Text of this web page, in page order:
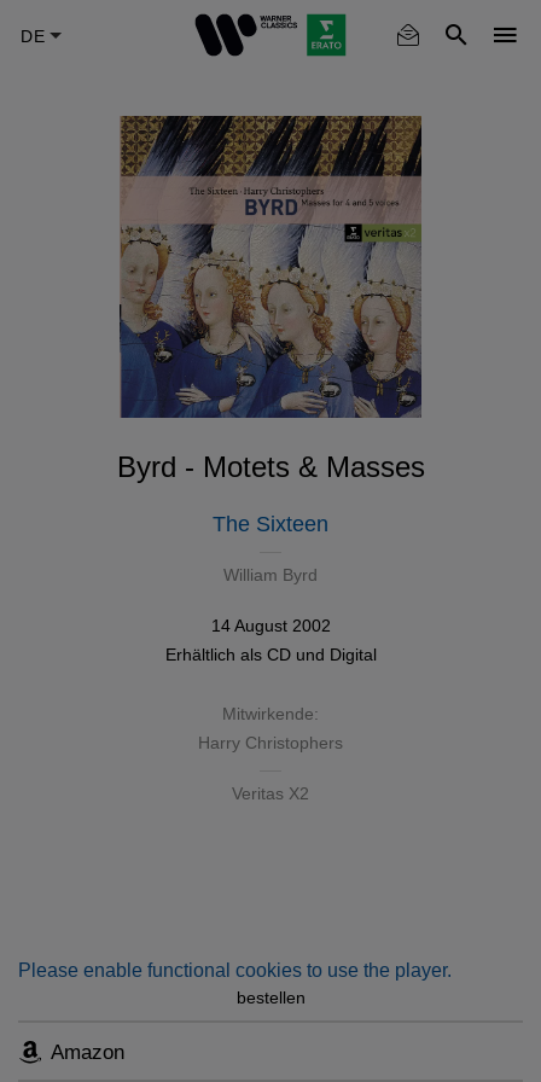
Byrd - Motets & Masses
The Sixteen
William Byrd
14 August 2002
Erhältlich als CDund Digital
Mitwirkende:
Harry Christophers
Veritas X2
Please enable functional cookies to use the player.
bestellen
Amazon